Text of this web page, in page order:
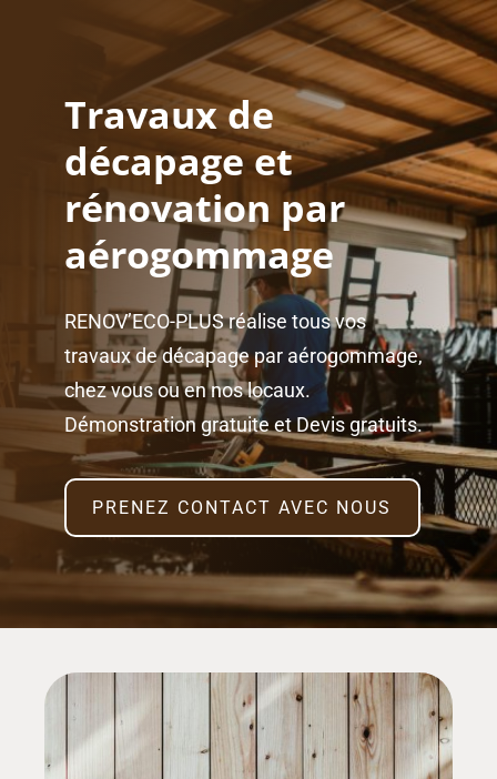
Travaux de
décapage et
rénovation par
aérogommage
RENOV’ECO-PLUS réalise tous vos
travaux de décapage par aérogommage,
chez vous ou en nos locaux.
Démonstration gratuite et Devis gratuits.
PRENEZ CONTACT AVEC NOUS